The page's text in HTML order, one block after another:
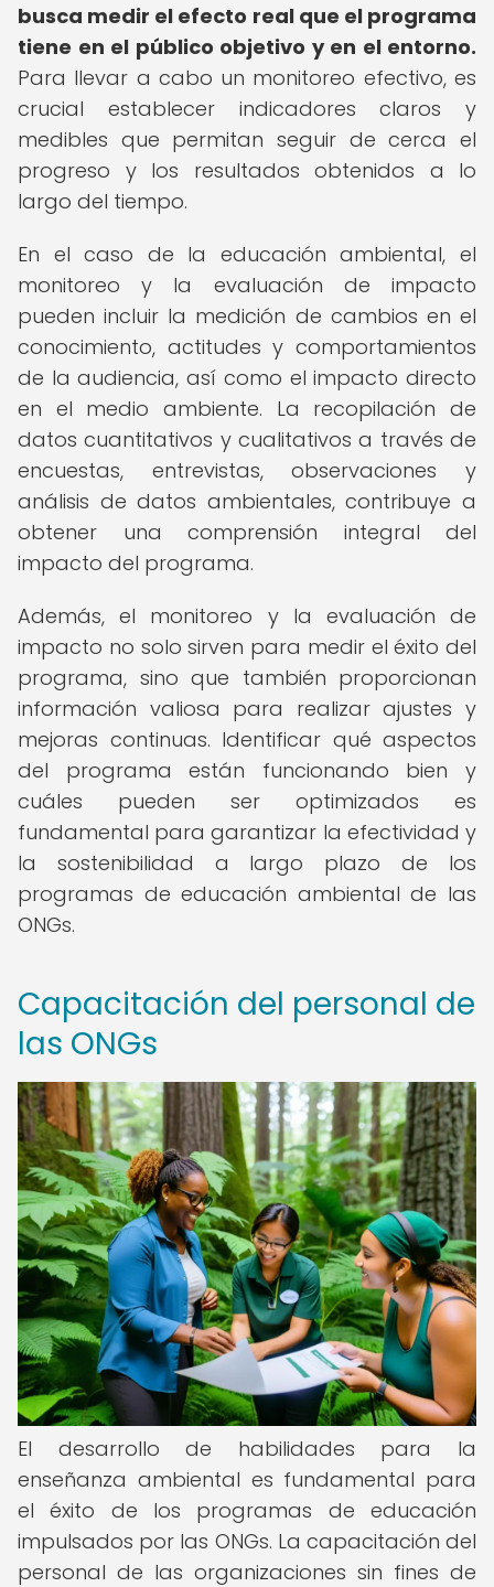
busca medir el efecto real que el programa
tiene en el público objetivo y en el entorno.
Para llevar a cabo un monitoreo efectivo, es
crucial establecer indicadores claros y
medibles que permitan seguir de cerca el
progreso y los resultados obtenidos a lo
largo del tiempo.
En el caso de la educación ambiental, el
monitoreo y la evaluación de impacto
pueden incluir la medición de cambios en el
conocimiento, actitudes y comportamientos
de la audiencia, así como el impacto directo
en el medio ambiente. La recopilación de
datos cuantitativos y cualitativos a través de
encuestas, entrevistas, observaciones y
análisis de datos ambientales, contribuye a
obtener una comprensión integral del
impacto del programa.
Además, el monitoreo y la evaluación de
impacto no solo sirven para medir el éxito del
programa, sino que también proporcionan
información valiosa para realizar ajustes y
mejoras continuas. Identificar qué aspectos
del programa están funcionando bien y
cuáles pueden ser optimizados es
fundamental para garantizar la efectividad y
la sostenibilidad a largo plazo de los
programas de educación ambiental de las
ONGs.
Capacitación del personal de
las ONGs
El desarrollo de habilidades para la
enseñanza ambiental es fundamental para
el éxito de los programas de educación
impulsados por las ONGs. La capacitación del
personal de las organizaciones sin fines de